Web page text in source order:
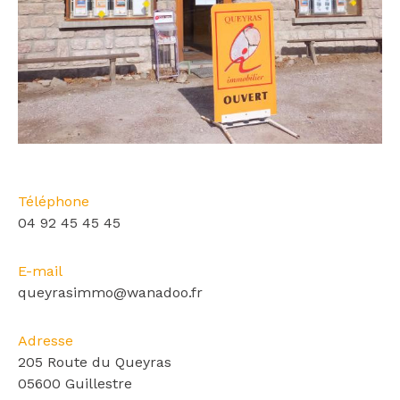
Téléphone
04 92 45 45 45
E-mail
queyrasimmo@wanadoo.fr
Adresse
205 Route du Queyras
05600 Guillestre